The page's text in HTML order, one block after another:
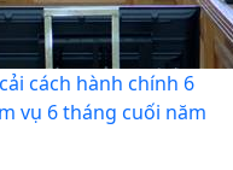
cách hành chính 6
vụ 6 tháng cuối năm